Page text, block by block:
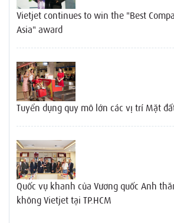
Vietjet continues to win the "Best
Asia" award
Tuyển dụng quy mô lớn các vị trí Mặt
Quốc vụ khanh của Vương quốc Anh
không Vietjet tại TP.HCM